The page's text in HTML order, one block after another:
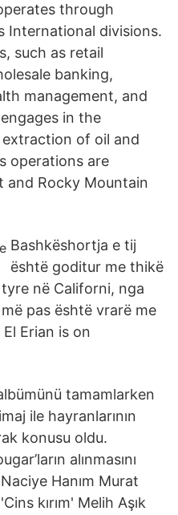
through
International divisions.
such as retail
banking,
management, and
in the
of oil and
operations are
and Rocky Mountain
Bashkëshortja e tij
është goditur me thikë
në Californi, nga
pas është vrarë me
Erian is on
tamamlarken
ile hayranlarının
konusu oldu.
alınmasını
Hanım Murat
kırım' Melih Aşık